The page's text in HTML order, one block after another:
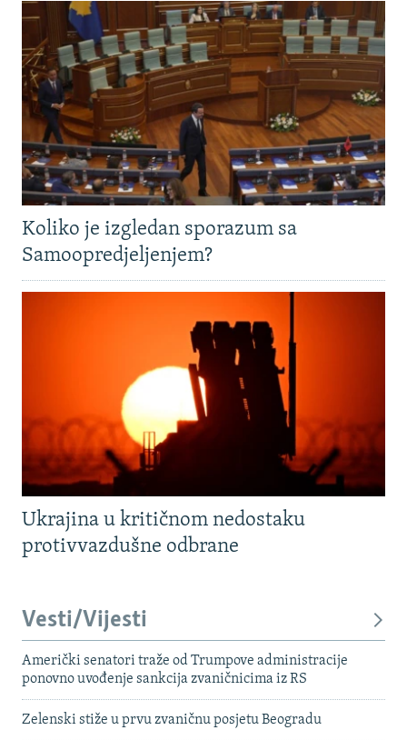
Koliko je izgledan sporazum sa
Samoopredjeljenjem?
Ukrajina u kritičnom nedostaku
protivvazdušne odbrane
Vesti/Vijesti
Američki senatori traže od Trumpove administracije
ponovno uvođenje sankcija zvaničnicima iz RS
Zelenski stiže u prvu zvaničnu posjetu Beogradu